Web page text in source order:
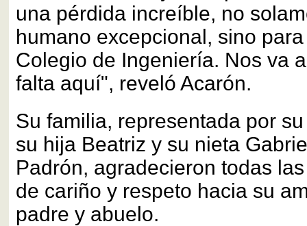
una pérdida increíble, no
humano excepcional, sino
Colegio de Ingeniería. Nos va
falta aquí", reveló Acarón.
Su familia, representada por
su hija Beatriz y su nieta
Padrón, agradecieron todas
de cariño y respeto hacia su
padre y abuelo.